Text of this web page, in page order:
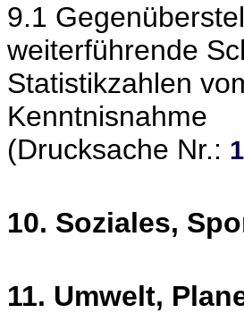
9.1
weiterführende
Statistikzahlen
Kenntnisnahme
(Drucksache Nr.:
10. Soziales,
11. Umwelt,